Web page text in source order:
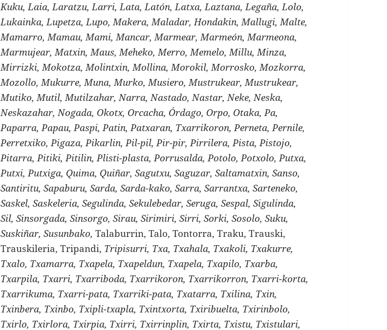
Kuku, Laia, Laratzu, Larri, Lata, Latón, Latxa, Laztana, Legaña, Lolo,
Lukainka, Lupetza, Lupo, Makera, Maladar, Hondakin, Mallugi, Malte,
Mamarro, Mamau, Mami, Mancar, Marmear, Marmeón, Marmeona,
Marmujear, Matxin, Maus, Meheko, Merro, Memelo, Millu, Minza,
Mirrizki, Mokotza, Molintxin, Mollina, Morokil, Morrosko, Mozkorra,
Mozollo, Mukurre, Muna, Murko, Musiero, Mustrukear, Mustrukear,
Mutiko, Mutil, Mutilzahar, Narra, Nastado, Nastar, Neke, Neska,
Neskazahar, Nogada, Okotx, Orcacha, Órdago, Orpo, Otaka, Pa,
Paparra, Papau, Paspi, Patin, Patxaran, Txarrikoron, Perneta, Pernile,
Perretxiko, Pigaza, Pikarlin, Pil-pil, Pir-pir, Pirrilera, Pista, Pistojo,
Pitarra, Pitiki, Pitilin, Plisti-plasta, Porrusalda, Potolo, Potxolo, Putxa,
Putxi, Putxiga, Quima, Quiñar, Sagutxu, Saguzar, Saltamatxin, Sanso,
Santiritu, Sapaburu, Sarda, Sarda-kako, Sarra, Sarrantxa, Sarteneko,
Saskel, Saskeleria, Segulinda, Sekulebedar, Seruga, Sespal, Sigulinda,
Sil, Sinsorgada, Sinsorgo, Sirau, Sirimiri, Sirri, Sorki, Sosolo, Suku,
Suskiñar, Susunbako, Talaburrin, Talo, Tontorra, Traku, Trauski,
Trauskileria, Tripandi, Tripisurri, Txa, Txahala, Txakoli, Txakurre,
Txalo, Txamarra, Txapela, Txapeldun, Txapela, Txapilo, Txarba,
Txarpila, Txarri, Txarriboda, Txarrikoron, Txarrikorron, Txarri-korta,
Txarrikuma, Txarri-pata, Txarriki-pata, Txatarra, Txilina, Txin,
Txinbera, Txinbo, Txipli-txapla, Txintxorta, Txiribuelta, Txirinbolo,
Txirlo, Txirlora, Txirpia, Txirri, Txirrinplin, Txirta, Txistu, Txistulari,